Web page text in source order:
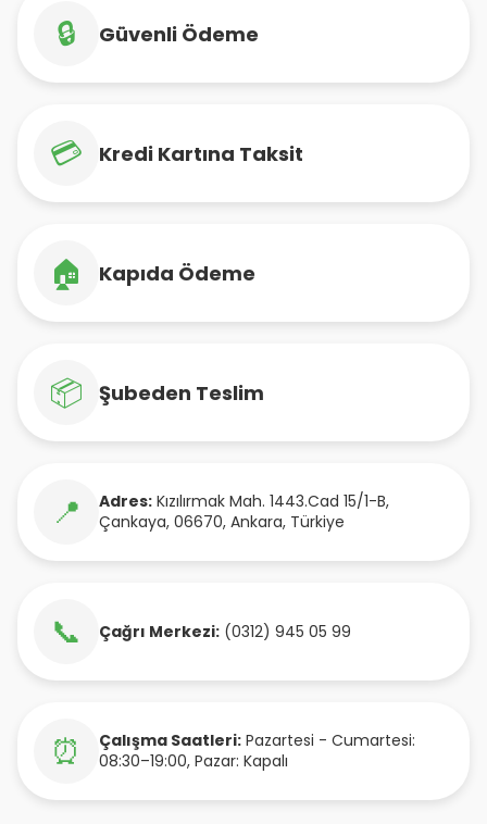
🔒 Güvenli Ödeme
💳 Kredi Kartına Taksit
🏠 Kapıda Ödeme
📦 Şubeden Teslim
📍 Adres: Kızılırmak Mah. 1443.Cad 15/1-B,
Çankaya, 06670, Ankara, Türkiye
📞 Çağrı Merkezi: (0312) 945 05 99
⏰ Çalışma Saatleri: Pazartesi - Cumartesi:
08:30–19:00, Pazar: Kapalı